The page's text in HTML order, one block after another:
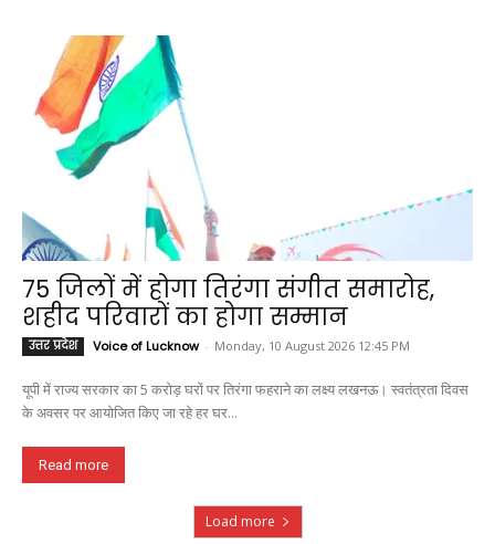
75 जिलों में होगा तिरंगा संगीत समारोह,
शहीद परिवारों का होगा सम्मान
उत्तर प्रदेश Voice of Lucknow - Monday, 10 August 2026 12:45 PM
यूपी में राज्य सरकार का 5 करोड़ घरों पर तिरंगा फहराने का लक्ष्य लखनऊ। स्वतंत्रता दिवस
के अवसर पर आयोजित किए जा रहे हर घर...
Read more
Load more